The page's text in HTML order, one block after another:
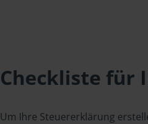
Checkliste für
Um Ihre Steuererklärung